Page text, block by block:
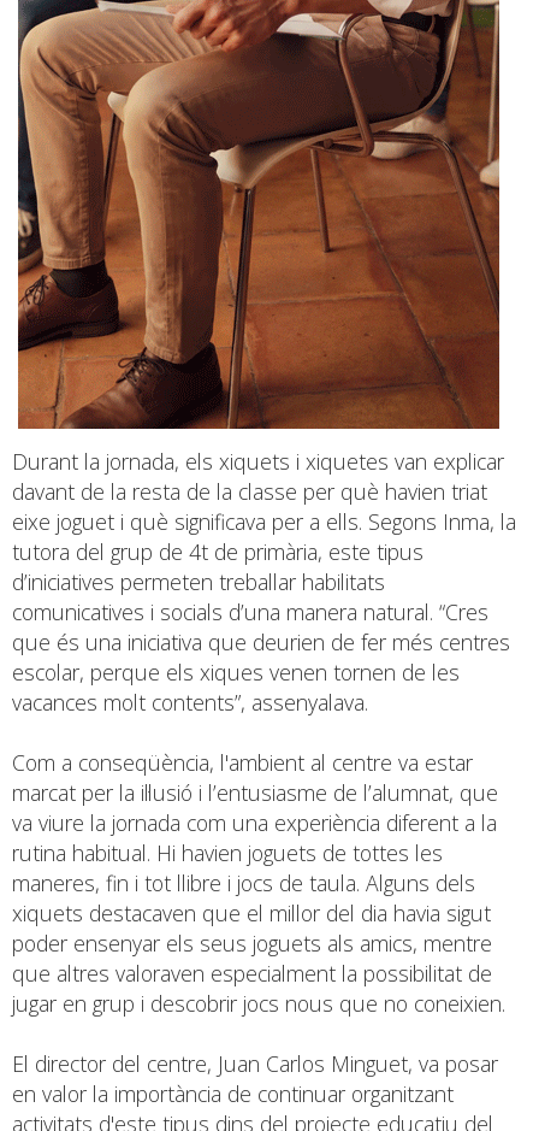
Durant la jornada, els xiquets i xiquetes van explicar
davant de la resta de la classe per què havien triat
eixe joguet i què significava per a ells. Segons Inma, la
tutora del grup de 4t de primària, este tipus
d’iniciatives permeten treballar habilitats
comunicatives i socials d’una manera natural. “Cres
que és una iniciativa que deurien de fer més centres
escolar, perque els xiques venen tornen de les
vacances molt contents”, assenyalava.
Com a conseqüència, l'ambient al centre va estar
marcat per la il·lusió i l’entusiasme de l’alumnat, que
va viure la jornada com una experiència diferent a la
rutina habitual. Hi havien joguets de tottes les
maneres, fin i tot llibre i jocs de taula. Alguns dels
xiquets destacaven que el millor del dia havia sigut
poder ensenyar els seus joguets als amics, mentre
que altres valoraven especialment la possibilitat de
jugar en grup i descobrir jocs nous que no coneixien.
El director del centre, Juan Carlos Minguet, va posar
en valor la importància de continuar organitzant
activitats d'este tipus dins del projecte educatiu del